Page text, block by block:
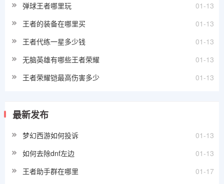
01-13
弹球王者哪里玩
01-13
王者的装备在哪里买
01-13
王者代练一星多少钱
01-13
无脑英雄有哪些王者荣耀
01-13
王者荣耀铠最高伤害多少
最新发布
01-13
梦幻西游如何投诉
01-13
如何去除dnf左边
01-17
王者助手群在哪里